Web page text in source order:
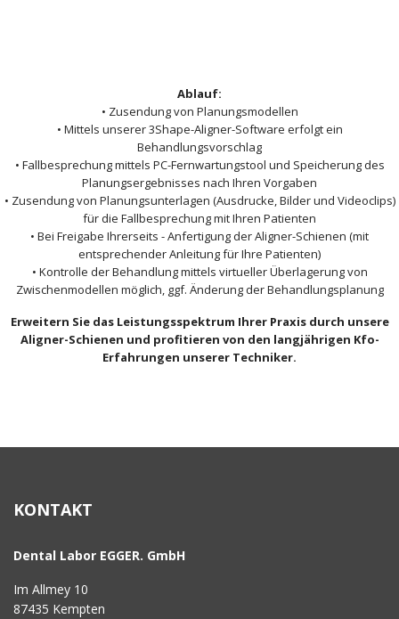
Ablauf:
• Zusendung von Planungsmodellen
• Mittels unserer 3Shape-Aligner-Software erfolgt ein
Behandlungsvorschlag
• Fallbesprechung mittels PC-Fernwartungstool und Speicherung des
Planungsergebnisses nach Ihren Vorgaben
• Zusendung von Planungsunterlagen (Ausdrucke, Bilder und Videoclips)
für die Fallbesprechung mit Ihren Patienten
• Bei Freigabe Ihrerseits - Anfertigung der Aligner-Schienen (mit
entsprechender Anleitung für Ihre Patienten)
• Kontrolle der Behandlung mittels virtueller Überlagerung von
Zwischenmodellen möglich, ggf. Änderung der Behandlungsplanung
Erweitern Sie das Leistungsspektrum Ihrer Praxis durch unsere
Aligner-Schienen und profitieren von den langjährigen Kfo-
Erfahrungen unserer Techniker.
KONTAKT
Dental Labor EGGER. GmbH
Im Allmey 10
87435 Kempten